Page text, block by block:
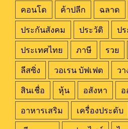
คอนโด ค้าปลีก ฉลาด
ประกันสังคม ประวัติ ปร
ประเทศไทย ภาษี รวย
ลีสซิ่ง วอเรน บัฟเฟต ว
สินเชื่อ หุ้น อสังหา อ
อาหารเสริม เครื่องประดับ